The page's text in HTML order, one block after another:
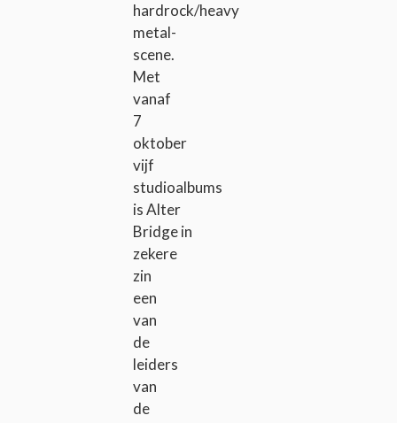
hardrock/heavy
metal-
scene.
Met
vanaf
7
oktober
vijf
studioalbums
is Alter
Bridge in
zekere
zin
een
van
de
leiders
van
de